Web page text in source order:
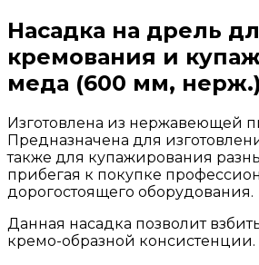
Насадка на дрель
кремования и
меда (600 мм, нерж.)
Изготовлена из нержавеющей
Предназначена для
также для купажирования
прибегая к покупке
дорогостоящего оборудования.
Данная насадка позволит
кремо-образной консистенции.